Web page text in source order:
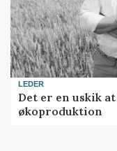
LEDER
Det er en uskik
økoproduktion